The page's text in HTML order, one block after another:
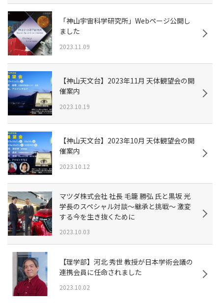
「神山宇宙科学研究所」Webページ公開し
ました
2023.11.09
【神山天文台】2023年11月 天体観望会の開
催案内
2023.10.19
【神山天文台】2023年10月 天体観望会の開
催案内
2023.10.12
マツダ株式会社 社長 毛籠 勝弘 氏と黒坂 光
学長のスペシャル対談～継承と挑戦～ 激変
する今を生き抜くために
2023.10.03
【理学部】河北 秀世 教授が日本学術会議の
連携会員に任命されました
2023.10.02